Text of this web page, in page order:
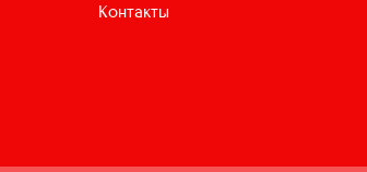
Контакты